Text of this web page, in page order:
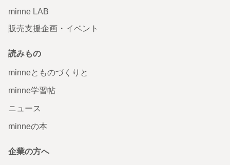
minne LAB
販売支援企画・イベント
読みもの
minneとものづくりと
minne学習帖
ニュース
minneの本
企業の方へ